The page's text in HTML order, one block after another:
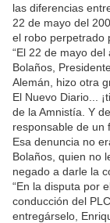
las diferencias
22 de mayo del
el robo perpetrado
“El 22 de mayo
Bolaños,
Alemán, hizo otra
El Nuevo Diario...
de la Amnistía. Y
responsable de un
Esa denuncia no
Bolaños, quien no
negado a darle la
“En la disputa por
conducción del
entregárselo,